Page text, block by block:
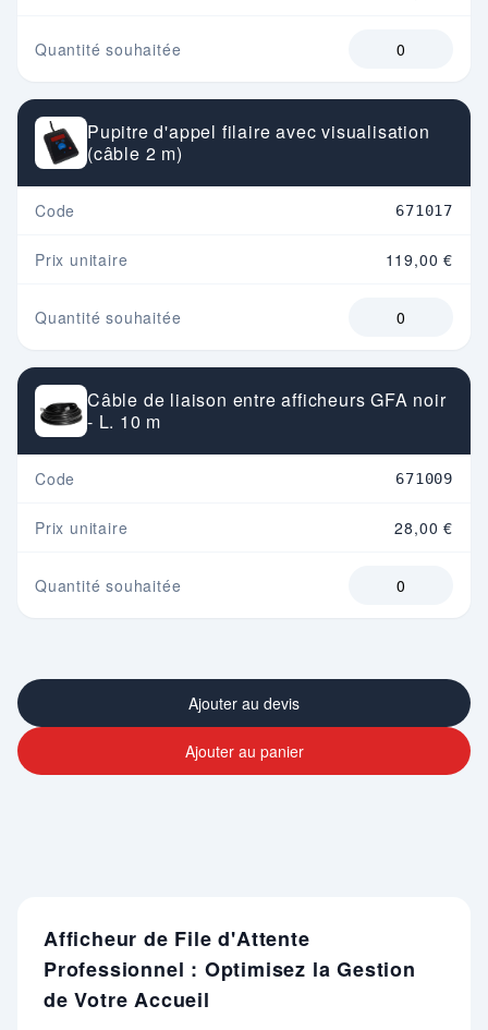
Quantité souhaitée
Pupitre d'appel filaire avec visualisation
(câble 2 m)
Code 671017
Prix unitaire 119,00 €
Quantité souhaitée
Câble de liaison entre afficheurs GFA noir
- L. 10 m
Code 671009
Prix unitaire 28,00 €
Quantité souhaitée
Ajouter au devis
Ajouter au panier
Afficheur de File d'Attente
Professionnel : Optimisez la Gestion
de Votre Accueil